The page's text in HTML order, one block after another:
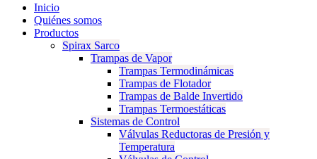
Inicio
Quiénes somos
Productos
Spirax Sarco
Trampas de Vapor
Trampas Termodinámicas
Trampas de Flotador
Trampas de Balde Invertido
Trampas Termoestáticas
Sistemas de Control
Válvulas Reductoras de Presión y
Temperatura